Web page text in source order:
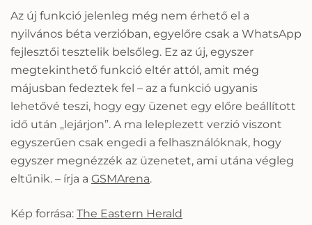
Az új funkció jelenleg még nem érhető el a
nyilvános béta verzióban, egyelőre csak a WhatsApp
fejlesztői tesztelik belsőleg. Ez az új, egyszer
megtekinthető funkció eltér attól, amit még
májusban fedeztek fel – az a funkció ugyanis
lehetővé teszi, hogy egy üzenet egy előre beállított
idő után „lejárjon”. A ma leleplezett verzió viszont
egyszerűen csak engedi a felhasználóknak, hogy
egyszer megnézzék az üzenetet, ami utána végleg
eltűnik. – írja a GSMArena.
Kép forrása: The Eastern Herald